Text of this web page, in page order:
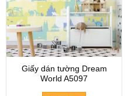
Giấy dán tường Dream
World A5097